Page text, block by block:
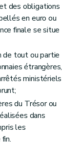
des obligations
en euro ou
finale se situe
de tout ou partie
étrangères,
ministériels
du Trésor ou
dans
les